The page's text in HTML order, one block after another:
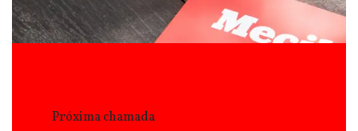
Próxima chamada